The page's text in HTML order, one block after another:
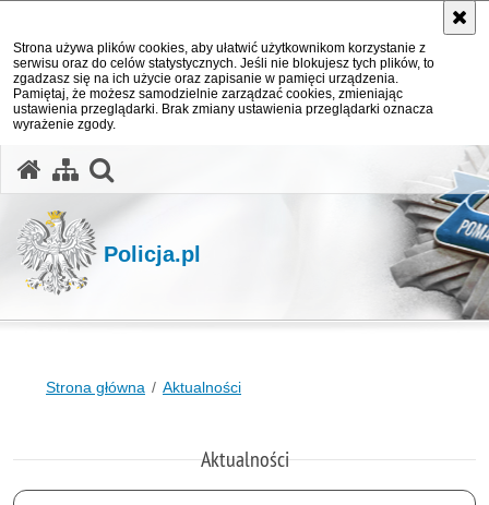
Strona używa plików cookies, aby ułatwić użytkownikom korzystanie z
serwisu oraz do celów statystycznych. Jeśli nie blokujesz tych plików, to
zgadzasz się na ich użycie oraz zapisanie w pamięci urządzenia.
Pamiętaj, że możesz samodzielnie zarządzać cookies, zmieniając
ustawienia przeglądarki. Brak zmiany ustawienia przeglądarki oznacza
wyrażenie zgody.
Policja.pl
Strona główna Aktualności
Aktualności